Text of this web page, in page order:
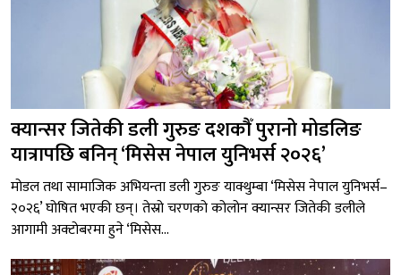
क्यान्सर जितेकी डली गुरुङ दशकौँ पुरानो मोडलिङ
यात्रापछि बनिन् ‘मिसेस नेपाल युनिभर्स २०२६’
मोडल तथा सामाजिक अभियन्ता डली गुरुङ याक्थुम्बा ‘मिसेस नेपाल युनिभर्स–
२०२६’ घोषित भएकी छन्। तेस्रो चरणको कोलोन क्यान्सर जितेकी डलीले
आगामी अक्टोबरमा हुने ‘मिसेस...